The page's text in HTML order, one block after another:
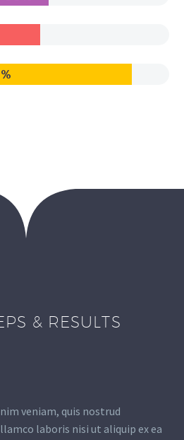
& RESULTS
veniam, quis nostrud
laboris nisi ut aliquip ex ea